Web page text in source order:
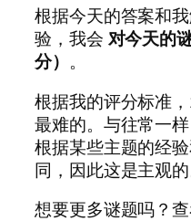
根据今天的答案和
验，我会 对今天的
分）
。
根据我的评分标准
最难的。与往常一
根据某些主题的经
同，因此这是主观的
想要更多谜题吗？